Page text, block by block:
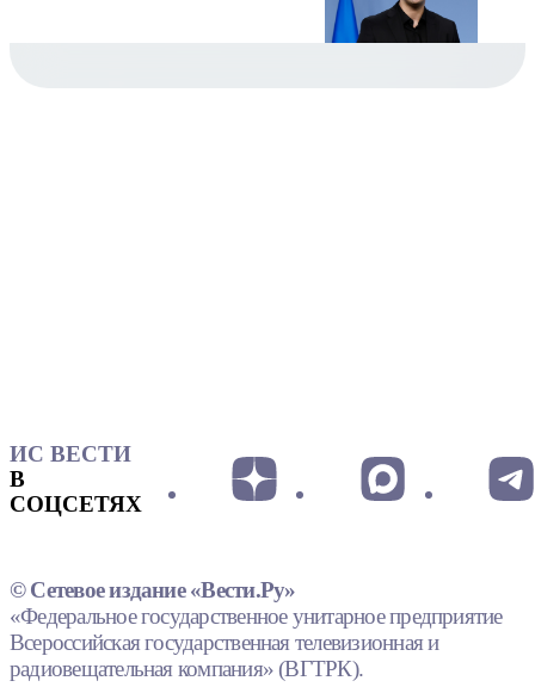
ИС ВЕСТИ
В
СОЦСЕТЯХ
© Сетевое издание «Вести.Ру»
«Федеральное государственное унитарное предприятие
Всероссийская государственная телевизионная и
радиовещательная компания» (ВГТРК).